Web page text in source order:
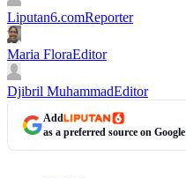
Liputan6.comReporter
Maria FloraEditor
Djibril MuhammadEditor
Add
as a preferred source on Google